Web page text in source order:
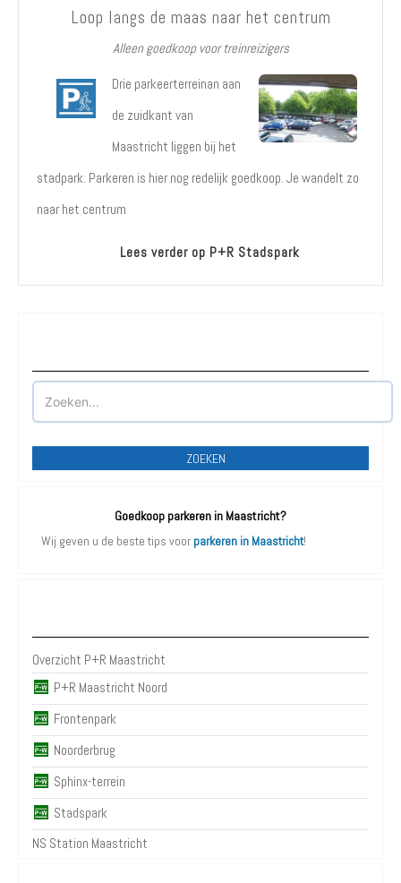
Loop langs de maas naar het centrum
Alleen goedkoop voor treinreizigers
Drie parkeerterreinan aan
de zuidkant van
Maastricht liggen bij het
stadpark. Parkeren is hier nog redelijk goedkoop. Je wandelt zo
naar het centrum
Lees verder op P+R Stadspark
ZOEKEN
Goedkoop parkeren in Maastricht?
Wij geven u de beste tips voor parkeren in Maastricht!
Overzicht P+R Maastricht
P+R Maastricht Noord
Frontenpark
Noorderbrug
Sphinx-terrein
Stadspark
NS Station Maastricht